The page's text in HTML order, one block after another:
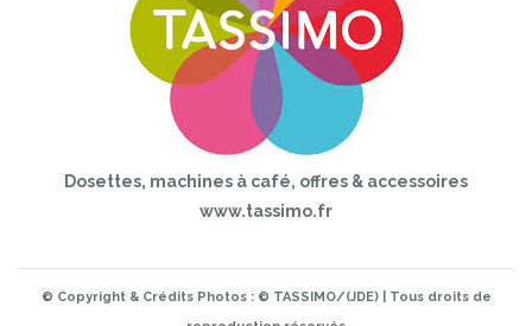
Dosettes, machines à café, offres & accessoires
www.tassimo.fr
© Copyright & Crédits Photos : © TASSIMO/(JDE) | Tous droits de